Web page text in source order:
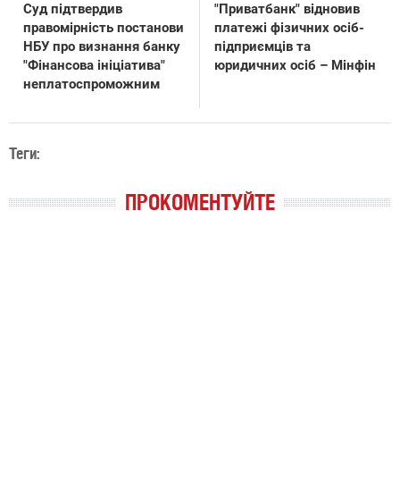
Суд підтвердив
правомірність постанови
НБУ про визнання банку
"Фінансова ініціатива"
неплатоспроможним
"Приватбанк" відновив
платежі фізичних осіб-
підприємців та
юридичних осіб – Мінфін
Теги:
ПРОКОМЕНТУЙТЕ